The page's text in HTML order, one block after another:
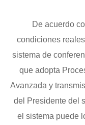
De acuerdo
condiciones
sistema de
que adopta
Avanzada y
del Presidente del
el sistema puede